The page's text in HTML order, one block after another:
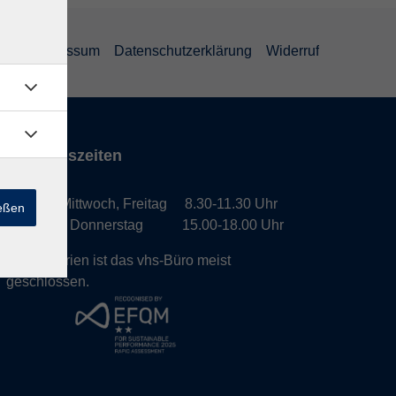
Impressum Datenschutzerklärung Widerruf
Öffnungszeiten
Montag, Mittwoch, Freitag 8.30-11.30 Uhr
Dienstag, Donnerstag 15.00-18.00 Uhr
In den Ferien ist das vhs-Büro meist
geschlossen.